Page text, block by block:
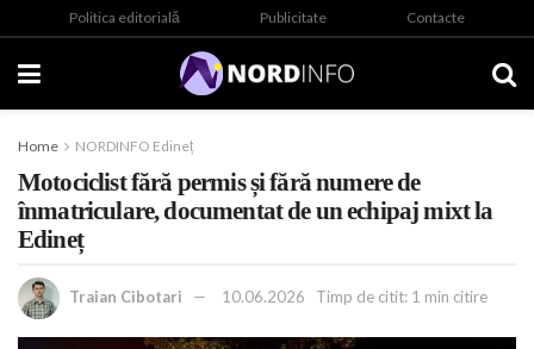
Politica editorială Publicitate Contacte
Home NORDINFO Edineț
Motociclist fără permis și fără numere de
înmatriculare, documentat de un echipaj mixt la
Edineț
Traian Cibotari 10.06.2026 Timp de citit: 1 min citire